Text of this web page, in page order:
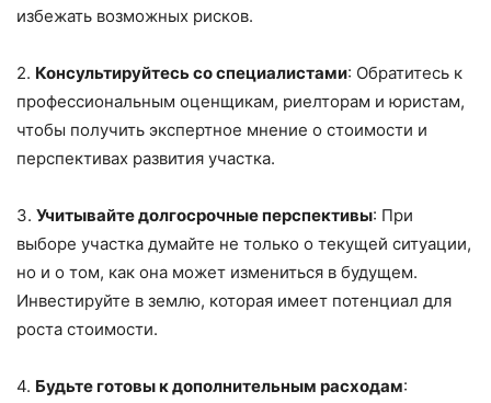
избежать возможных рисков.
2. Консультируйтесь со специалистами: Обратитесь к
профессиональным оценщикам, риелторам и юристам,
чтобы получить экспертное мнение о стоимости и
перспективах развития участка.
3. Учитывайте долгосрочные перспективы: При
выборе участка думайте не только о текущей ситуации,
но и о том, как она может измениться в будущем.
Инвестируйте в землю, которая имеет потенциал для
роста стоимости.
4. Будьте готовы к дополнительным расходам: